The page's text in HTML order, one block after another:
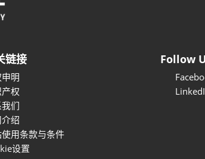
链接
明
权
们
绍
使用条款与条件
设置
Follow